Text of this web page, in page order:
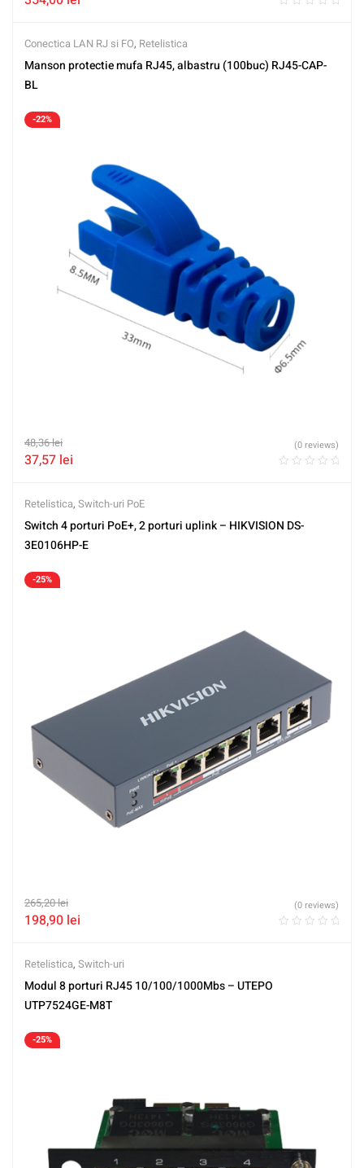
Conectica LAN RJ si FO, Retelistica
Manson protectie mufa RJ45, albastru (100buc) RJ45-CAP-
BL
-22%
48,36lei
37,57 lei
(0 reviews)
Retelistica, Switch-uri PoE
Switch 4 porturi PoE+, 2 porturi uplink – HIKVISION DS-
3E0106HP-E
-25%
265,20lei
198,90 lei
(0 reviews)
Retelistica, Switch-uri
Modul 8 porturi RJ45 10/100/1000Mbs – UTEPO
UTP7524GE-M8T
-25%